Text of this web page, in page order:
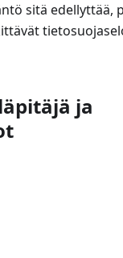
sitä edellyttää,
ja